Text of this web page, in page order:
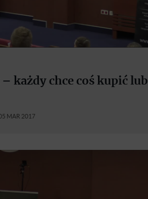
każdy chce coś kupić lub
MAR 2017